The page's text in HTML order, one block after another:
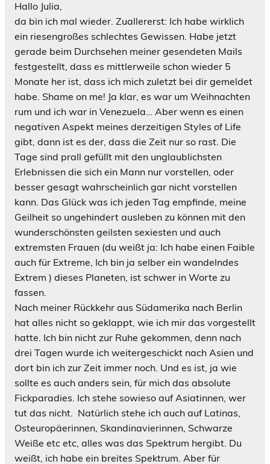
Hallo Julia,
da bin ich mal wieder. Zuallererst: Ich habe wirklich
ein riesengroßes schlechtes Gewissen. Habe jetzt
gerade beim Durchsehen meiner gesendeten Mails
festgestellt, dass es mittlerweile schon wieder 5
Monate her ist, dass ich mich zuletzt bei dir gemeldet
habe. Shame on me! Ja klar, es war um Weihnachten
rum und ich war in Venezuela… Aber wenn es einen
negativen Aspekt meines derzeitigen Styles of Life
gibt, dann ist es der, dass die Zeit nur so rast. Die
Tage sind prall gefüllt mit den unglaublichsten
Erlebnissen die sich ein Mann nur vorstellen, oder
besser gesagt wahrscheinlich gar nicht vorstellen
kann. Das Glück was ich jeden Tag empfinde, meine
Geilheit so ungehindert ausleben zu können mit den
wunderschönsten geilsten sexiesten und auch
extremsten Frauen (du weißt ja: Ich habe einen Faible
auch für Extreme, Ich bin ja selber ein wandelndes
Extrem ) dieses Planeten, ist schwer in Worte zu
fassen.
Nach meiner Rückkehr aus Südamerika nach Berlin
hat alles nicht so geklappt, wie ich mir das vorgestellt
hatte. Ich bin nicht zur Ruhe gekommen, denn nach
drei Tagen wurde ich weitergeschickt nach Asien und
dort bin ich zur Zeit immer noch. Und es ist, ja wie
sollte es auch anders sein, für mich das absolute
Fickparadies. Ich stehe sowieso auf Asiatinnen, wer
tut das nicht.
Natürlich stehe ich auch auf Latinas,
Osteuropäerinnen, Skandinavierinnen, Schwarze
Weiße etc etc, alles was das Spektrum hergibt. Du
weißt, ich habe ein breites Spektrum. Aber für